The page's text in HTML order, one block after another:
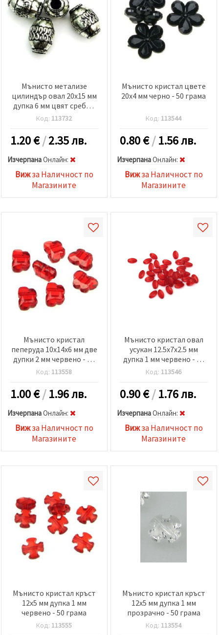
Мънисто метализе
цилиндър овал 20x15 мм
дупка 6 мм цвят сребро
-50 грама
Код: 113732
1.20€/2.35 лв.
ИзчерпанаOнлайн:
Вижза Наличност по
Магазините
Мънисто кристал цвете
20x4 мм черно - 50 грама
Код: 113544
0.80€/1.56 лв.
ИзчерпанаOнлайн:
Вижза Наличност по
Магазините
Мънисто кристал
пеперуда 10x14x6 мм две
дупки 2 мм червено - 50
грама
Код: 113558
1.00€/1.96 лв.
ИзчерпанаOнлайн:
Вижза Наличност по
Магазините
Мънисто кристал овал
усукан 12.5x7x2.5 мм
дупка 1 мм червено - 50
грама ~ 310 броя
Код: 113546
0.90€/1.76 лв.
ИзчерпанаOнлайн:
Вижза Наличност по
Магазините
Мънисто кристал кръст
12x5 мм дупка 1 мм
червено - 50 грама
Код: 113555
Мънисто кристал кръст
12x5 мм дупка 1 мм
прозрачно - 50 грама
Код: 113554